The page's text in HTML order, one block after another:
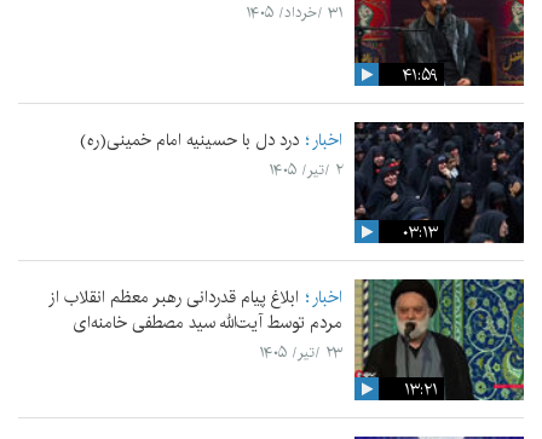
۴۱:۵۹
۳۱ /خرداد/ ۱۴۰۵
۰۳:۱۳
اخبار درد دل با حسینیه امام خمینی(ره)
۲ /تیر/ ۱۴۰۵
۱۳:۲۱
اخبار ابلاغ پیام قدردانی رهبر معظم انقلاب از
مردم توسط آیت‌الله سید مصطفی خامنه‌ای
۲۳ /تیر/ ۱۴۰۵